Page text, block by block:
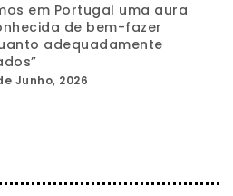
em Portugal uma aura
de bem-fazer
adequadamente
Junho, 2026